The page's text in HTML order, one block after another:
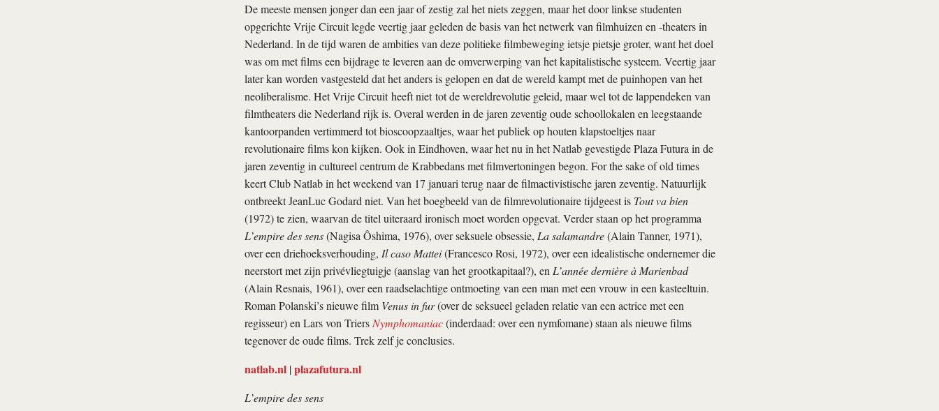
De meeste mensen jonger dan een jaar of zestig zal het niets zeggen, maar het door linkse studenten
opgerichte Vrije Circuit legde veertig jaar geleden de basis van het netwerk van filmhuizen en -theaters in
Nederland. In de tijd waren de ambities van deze politieke filmbeweging ietsje pietsje groter, want het doel
was om met films een bijdrage te leveren aan de omverwerping van het kapitalistische systeem. Veertig jaar
later kan worden vastgesteld dat het anders is gelopen en dat de wereld kampt met de puinhopen van het
neoliberalisme. Het Vrije Circuit heeft niet tot de wereldrevolutie geleid, maar wel tot de lappendeken van
filmtheaters die Nederland rijk is. Overal werden in de jaren zeventig oude schoollokalen en leegstaande
kantoorpanden vertimmerd tot bioscoopzaaltjes, waar het publiek op houten klapstoeltjes naar
revolutionaire films kon kijken. Ook in Eindhoven, waar het nu in het Natlab gevestigde Plaza Futura in de
jaren zeventig in cultureel centrum de Krabbedans met filmvertoningen begon. For the sake of old times
keert Club Natlab in het weekend van 17 januari terug naar de filmactivistische jaren zeventig. Natuurlijk
ontbreekt JeanLuc Godard niet. Van het boegbeeld van de filmrevolutionaire tijdgeest is Tout va bien
(1972) te zien, waarvan de titel uiteraard ironisch moet worden opgevat. Verder staan op het programma
L’empire des sens(Nagisa Ôshima, 1976), over seksuele obsessie, La salamandre(Alain Tanner, 1971),
over een driehoeksverhouding, Il caso Mattei(Francesco Rosi, 1972), over een idealistische ondernemer die
neerstort met zijn privévliegtuigje (aanslag van het grootkapitaal?), en L’année dernière à Marienbad
(Alain Resnais, 1961), over een raadselachtige ontmoeting van een man met een vrouw in een kasteeltuin.
Roman Polanski’s nieuwe film Venus in fur(over de seksueel geladen relatie van een actrice met een
regisseur) en Lars von Triers Nymphomaniac(inderdaad: over een nymfomane) staan als nieuwe films
tegenover de oude films. Trek zelf je conclusies.
natlab.nl|plazafutura.nl
L’empire des sens